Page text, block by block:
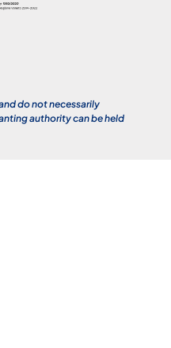
do not necessarily
authority can be held